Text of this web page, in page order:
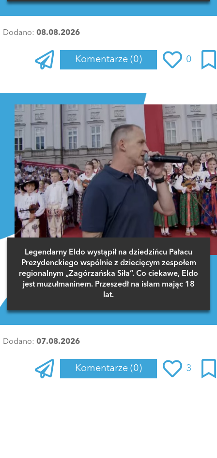
Dodano: 08.08.2026
Komentarze (0) 0
Legendarny Eldo wystąpił na dziedzińcu Pałacu
Prezydenckiego wspólnie z dziecięcym zespołem
regionalnym „Zagórzańska Siła”. Co ciekawe, Eldo
jest muzułmaninem. Przeszedł na islam mając 18
lat.
Dodano: 07.08.2026
Komentarze (0) 3